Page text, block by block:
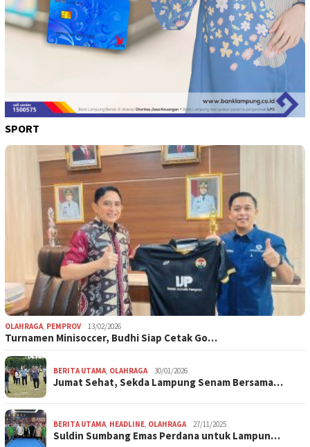
SPORT
OLAHRAGA, PEMPROV 13/02/2026
Turnamen Minisoccer, Budhi Siap Cetak Go…
BERITA UTAMA, OLAHRAGA 30/01/2026
Jumat Sehat, Sekda Lampung Senam Bersama…
BERITA UTAMA, HEADLINE, OLAHRAGA 27/11/2025
Suldin Sumbang Emas Perdana untuk Lampun…